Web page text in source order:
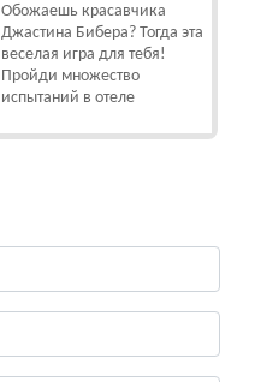
Обожаешь красавчика
Джастина Бибера? Тогда эта
веселая игра для тебя!
Пройди множество
испытаний в отеле